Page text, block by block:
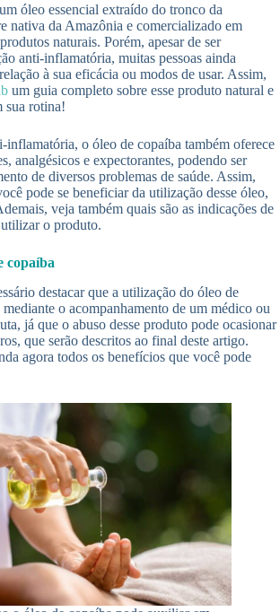
óleo essencial extraído do tronco da
nativa da Amazônia e comercializado em
naturais. Porém, apesar de ser
anti-inflamatória, muitas pessoas ainda
à sua eficácia ou modos de usar. Assim,
um guia completo sobre esse produto natural e
sua rotina!
inflamatória, o óleo de copaíba também oferece
analgésicos e expectorantes, podendo ser
de diversos problemas de saúde. Assim,
pode se beneficiar da utilização desse óleo,
veja também quais são as indicações de
o produto.
copaíba
destacar que a utilização do óleo de
o acompanhamento de um médico ou
já que o abuso desse produto pode ocasionar
que serão descritos ao final deste artigo.
agora todos os benefícios que você pode